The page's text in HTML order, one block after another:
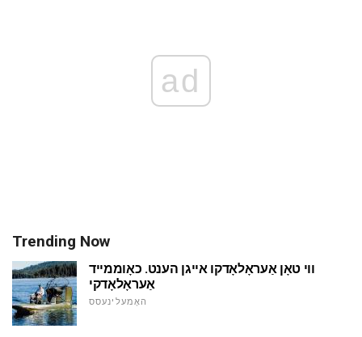
ad
Trending Now
ווי טאָן אַעראָלאָדקו אייגן הענט. כאָוממייד
אַעראָלאָדקי
האָמעלינעסס